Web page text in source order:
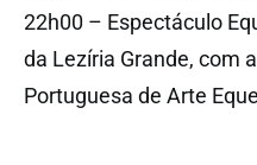
22h00 – Espectáculo
da Lezíria Grande, com
Portuguesa de Arte